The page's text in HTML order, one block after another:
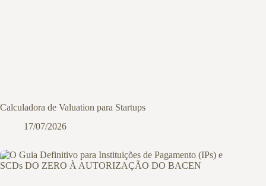
Calculadora de Valuation para Startups
17/07/2026